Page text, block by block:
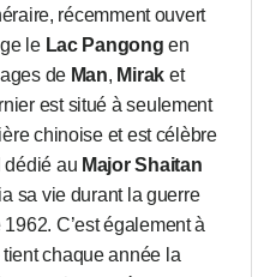
récemment ouvert
le Lac Pangong en
de Man, Mirak et
est situé à seulement
chinoise et est célèbre
dédié au Major Shaitan
sa vie durant la guerre
C’est également à
chaque année la